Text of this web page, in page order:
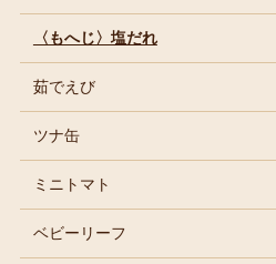
〈もへじ〉塩だれ
茹でえび
ツナ缶
ミニトマト
ベビーリーフ